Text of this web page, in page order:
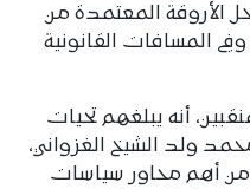
الأروقة المعتمدة من
المسافات القانونية
أنه يبلغهم تحيات
ولد الشيخ الغزواني،
من أهم محاور سياسات